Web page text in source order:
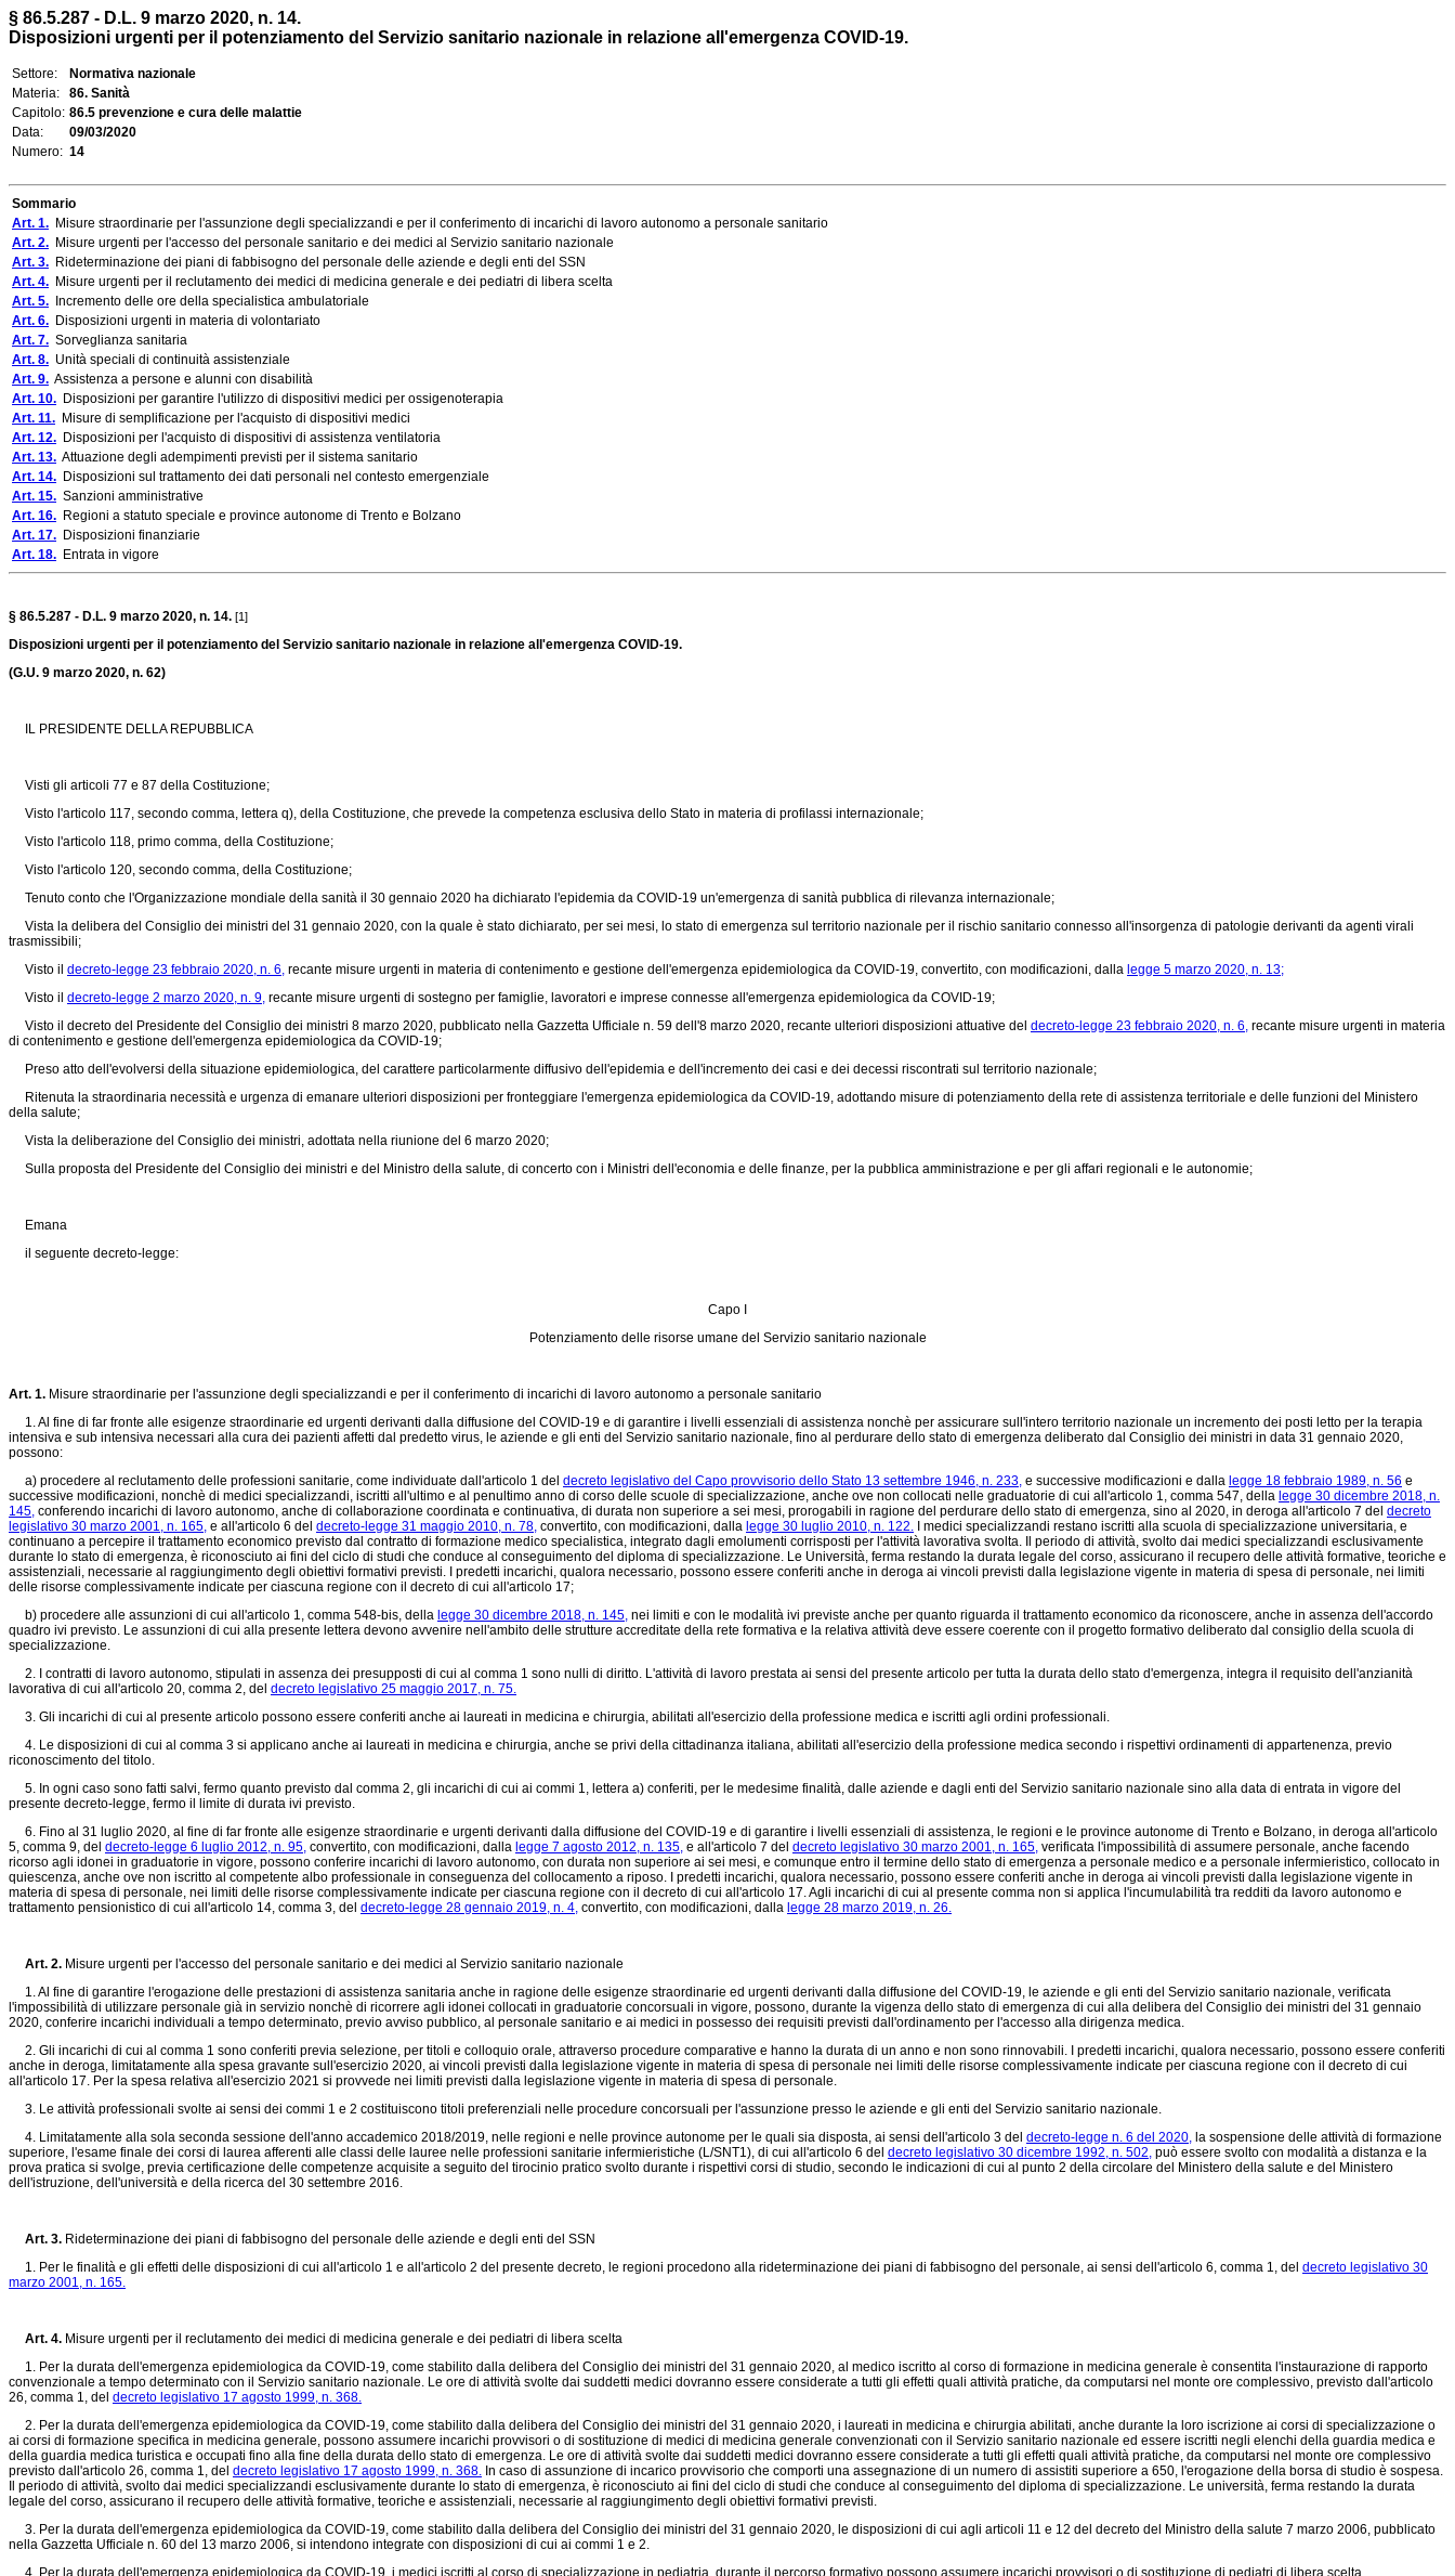
§ 86.5.287 - D.L. 9 marzo 2020, n. 14.
Disposizioni urgenti per il potenziamento del Servizio sanitario nazionale in relazione all'emergenza COVID-19.
Settore:
Normativa nazionale
Materia:
86. Sanità
Capitolo: 86.5 prevenzione e cura delle malattie
Data:
09/03/2020
Numero: 14
Sommario
Art. 1. Misure straordinarie per l'assunzione degli specializzandi e per il conferimento di incarichi di lavoro autonomo a personale sanitario
Art. 2. Misure urgenti per l'accesso del personale sanitario e dei medici al Servizio sanitario nazionale
Art. 3. Rideterminazione dei piani di fabbisogno del personale delle aziende e degli enti del SSN
Art. 4. Misure urgenti per il reclutamento dei medici di medicina generale e dei pediatri di libera scelta
Art. 5. Incremento delle ore della specialistica ambulatoriale
Art. 6. Disposizioni urgenti in materia di volontariato
Art. 7. Sorveglianza sanitaria
Art. 8. Unità speciali di continuità assistenziale
Art. 9. Assistenza a persone e alunni con disabilità
Art. 10. Disposizioni per garantire l'utilizzo di dispositivi medici per ossigenoterapia
Art. 11. Misure di semplificazione per l'acquisto di dispositivi medici
Art. 12. Disposizioni per l'acquisto di dispositivi di assistenza ventilatoria
Art. 13. Attuazione degli adempimenti previsti per il sistema sanitario
Art. 14. Disposizioni sul trattamento dei dati personali nel contesto emergenziale
Art. 15. Sanzioni amministrative
Art. 16. Regioni a statuto speciale e province autonome di Trento e Bolzano
Art. 17. Disposizioni finanziarie
Art. 18. Entrata in vigore
§ 86.5.287 - D.L. 9 marzo 2020, n. 14. [1]
Disposizioni urgenti per il potenziamento del Servizio sanitario nazionale in relazione all'emergenza COVID-19.
(G.U. 9 marzo 2020, n. 62)
IL PRESIDENTE DELLA REPUBBLICA
Visti gli articoli 77 e 87 della Costituzione;
Visto l'articolo 117, secondo comma, lettera q), della Costituzione, che prevede la competenza esclusiva dello Stato in materia di profilassi internazionale;
Visto l'articolo 118, primo comma, della Costituzione;
Visto l'articolo 120, secondo comma, della Costituzione;
Tenuto conto che l'Organizzazione mondiale della sanità il 30 gennaio 2020 ha dichiarato l'epidemia da COVID-19 un'emergenza di sanità pubblica di rilevanza internazionale;
Vista la delibera del Consiglio dei ministri del 31 gennaio 2020, con la quale è stato dichiarato, per sei mesi, lo stato di emergenza sul territorio nazionale per il rischio sanitario connesso all'insorgenza di patologie derivanti da agenti virali
trasmissibili;
Visto il decreto-legge 23 febbraio 2020, n. 6, recante misure urgenti in materia di contenimento e gestione dell'emergenza epidemiologica da COVID-19, convertito, con modificazioni, dalla legge 5 marzo 2020, n. 13;
Visto il decreto-legge 2 marzo 2020, n. 9, recante misure urgenti di sostegno per famiglie, lavoratori e imprese connesse all'emergenza epidemiologica da COVID-19;
Visto il decreto del Presidente del Consiglio dei ministri 8 marzo 2020, pubblicato nella Gazzetta Ufficiale n. 59 dell'8 marzo 2020, recante ulteriori disposizioni attuative del decreto-legge 23 febbraio 2020, n. 6, recante misure urgenti in materia
di contenimento e gestione dell'emergenza epidemiologica da COVID-19;
Preso atto dell'evolversi della situazione epidemiologica, del carattere particolarmente diffusivo dell'epidemia e dell'incremento dei casi e dei decessi riscontrati sul territorio nazionale;
Ritenuta la straordinaria necessità e urgenza di emanare ulteriori disposizioni per fronteggiare l'emergenza epidemiologica da COVID-19, adottando misure di potenziamento della rete di assistenza territoriale e delle funzioni del Ministero
della salute;
Vista la deliberazione del Consiglio dei ministri, adottata nella riunione del 6 marzo 2020;
Sulla proposta del Presidente del Consiglio dei ministri e del Ministro della salute, di concerto con i Ministri dell'economia e delle finanze, per la pubblica amministrazione e per gli affari regionali e le autonomie;
Emana
il seguente decreto-legge:
Capo I
Potenziamento delle risorse umane del Servizio sanitario nazionale
Art. 1. Misure straordinarie per l'assunzione degli specializzandi e per il conferimento di incarichi di lavoro autonomo a personale sanitario
1. Al fine di far fronte alle esigenze straordinarie ed urgenti derivanti dalla diffusione del COVID-19 e di garantire i livelli essenziali di assistenza nonchè per assicurare sull'intero territorio nazionale un incremento dei posti letto per la terapia
intensiva e sub intensiva necessari alla cura dei pazienti affetti dal predetto virus, le aziende e gli enti del Servizio sanitario nazionale, fino al perdurare dello stato di emergenza deliberato dal Consiglio dei ministri in data 31 gennaio 2020,
possono:
a) procedere al reclutamento delle professioni sanitarie, come individuate dall'articolo 1 del decreto legislativo del Capo provvisorio dello Stato 13 settembre 1946, n. 233, e successive modificazioni e dalla legge 18 febbraio 1989, n. 56 e
successive modificazioni, nonchè di medici specializzandi, iscritti all'ultimo e al penultimo anno di corso delle scuole di specializzazione, anche ove non collocati nelle graduatorie di cui all'articolo 1, comma 547, della legge 30 dicembre 2018, n.
145, conferendo incarichi di lavoro autonomo, anche di collaborazione coordinata e continuativa, di durata non superiore a sei mesi, prorogabili in ragione del perdurare dello stato di emergenza, sino al 2020, in deroga all'articolo 7 del decreto
legislativo 30 marzo 2001, n. 165, e all'articolo 6 del decreto-legge 31 maggio 2010, n. 78, convertito, con modificazioni, dalla legge 30 luglio 2010, n. 122. I medici specializzandi restano iscritti alla scuola di specializzazione universitaria, e
continuano a percepire il trattamento economico previsto dal contratto di formazione medico specialistica, integrato dagli emolumenti corrisposti per l'attività lavorativa svolta. Il periodo di attività, svolto dai medici specializzandi esclusivamente
durante lo stato di emergenza, è riconosciuto ai fini del ciclo di studi che conduce al conseguimento del diploma di specializzazione. Le Università, ferma restando la durata legale del corso, assicurano il recupero delle attività formative, teoriche e
assistenziali, necessarie al raggiungimento degli obiettivi formativi previsti. I predetti incarichi, qualora necessario, possono essere conferiti anche in deroga ai vincoli previsti dalla legislazione vigente in materia di spesa di personale, nei limiti
delle risorse complessivamente indicate per ciascuna regione con il decreto di cui all'articolo 17;
b) procedere alle assunzioni di cui all'articolo 1, comma 548-bis, della legge 30 dicembre 2018, n. 145, nei limiti e con le modalità ivi previste anche per quanto riguarda il trattamento economico da riconoscere, anche in assenza dell'accordo
quadro ivi previsto. Le assunzioni di cui alla presente lettera devono avvenire nell'ambito delle strutture accreditate della rete formativa e la relativa attività deve essere coerente con il progetto formativo deliberato dal consiglio della scuola di
specializzazione.
2. I contratti di lavoro autonomo, stipulati in assenza dei presupposti di cui al comma 1 sono nulli di diritto. L'attività di lavoro prestata ai sensi del presente articolo per tutta la durata dello stato d'emergenza, integra il requisito dell'anzianità
lavorativa di cui all'articolo 20, comma 2, del decreto legislativo 25 maggio 2017, n. 75.
3. Gli incarichi di cui al presente articolo possono essere conferiti anche ai laureati in medicina e chirurgia, abilitati all'esercizio della professione medica e iscritti agli ordini professionali.
4. Le disposizioni di cui al comma 3 si applicano anche ai laureati in medicina e chirurgia, anche se privi della cittadinanza italiana, abilitati all'esercizio della professione medica secondo i rispettivi ordinamenti di appartenenza, previo
riconoscimento del titolo.
5. In ogni caso sono fatti salvi, fermo quanto previsto dal comma 2, gli incarichi di cui ai commi 1, lettera a) conferiti, per le medesime finalità, dalle aziende e dagli enti del Servizio sanitario nazionale sino alla data di entrata in vigore del
presente decreto-legge, fermo il limite di durata ivi previsto.
6. Fino al 31 luglio 2020, al fine di far fronte alle esigenze straordinarie e urgenti derivanti dalla diffusione del COVID-19 e di garantire i livelli essenziali di assistenza, le regioni e le province autonome di Trento e Bolzano, in deroga all'articolo
5, comma 9, del decreto-legge 6 luglio 2012, n. 95, convertito, con modificazioni, dalla legge 7 agosto 2012, n. 135, e all'articolo 7 del decreto legislativo 30 marzo 2001, n. 165, verificata l'impossibilità di assumere personale, anche facendo
ricorso agli idonei in graduatorie in vigore, possono conferire incarichi di lavoro autonomo, con durata non superiore ai sei mesi, e comunque entro il termine dello stato di emergenza a personale medico e a personale infermieristico, collocato in
quiescenza, anche ove non iscritto al competente albo professionale in conseguenza del collocamento a riposo. I predetti incarichi, qualora necessario, possono essere conferiti anche in deroga ai vincoli previsti dalla legislazione vigente in
materia di spesa di personale, nei limiti delle risorse complessivamente indicate per ciascuna regione con il decreto di cui all'articolo 17. Agli incarichi di cui al presente comma non si applica l'incumulabilità tra redditi da lavoro autonomo e
trattamento pensionistico di cui all'articolo 14, comma 3, del decreto-legge 28 gennaio 2019, n. 4, convertito, con modificazioni, dalla legge 28 marzo 2019, n. 26.
Art. 2. Misure urgenti per l'accesso del personale sanitario e dei medici al Servizio sanitario nazionale
1. Al fine di garantire l'erogazione delle prestazioni di assistenza sanitaria anche in ragione delle esigenze straordinarie ed urgenti derivanti dalla diffusione del COVID-19, le aziende e gli enti del Servizio sanitario nazionale, verificata
l'impossibilità di utilizzare personale già in servizio nonchè di ricorrere agli idonei collocati in graduatorie concorsuali in vigore, possono, durante la vigenza dello stato di emergenza di cui alla delibera del Consiglio dei ministri del 31 gennaio
2020, conferire incarichi individuali a tempo determinato, previo avviso pubblico, al personale sanitario e ai medici in possesso dei requisiti previsti dall'ordinamento per l'accesso alla dirigenza medica.
2. Gli incarichi di cui al comma 1 sono conferiti previa selezione, per titoli e colloquio orale, attraverso procedure comparative e hanno la durata di un anno e non sono rinnovabili. I predetti incarichi, qualora necessario, possono essere conferiti
anche in deroga, limitatamente alla spesa gravante sull'esercizio 2020, ai vincoli previsti dalla legislazione vigente in materia di spesa di personale nei limiti delle risorse complessivamente indicate per ciascuna regione con il decreto di cui
all'articolo 17. Per la spesa relativa all'esercizio 2021 si provvede nei limiti previsti dalla legislazione vigente in materia di spesa di personale.
3. Le attività professionali svolte ai sensi dei commi 1 e 2 costituiscono titoli preferenziali nelle procedure concorsuali per l'assunzione presso le aziende e gli enti del Servizio sanitario nazionale.
4. Limitatamente alla sola seconda sessione dell'anno accademico 2018/2019, nelle regioni e nelle province autonome per le quali sia disposta, ai sensi dell'articolo 3 del decreto-legge n. 6 del 2020, la sospensione delle attività di formazione
superiore, l'esame finale dei corsi di laurea afferenti alle classi delle lauree nelle professioni sanitarie infermieristiche (L/SNT1), di cui all'articolo 6 del decreto legislativo 30 dicembre 1992, n. 502, può essere svolto con modalità a distanza e la
prova pratica si svolge, previa certificazione delle competenze acquisite a seguito del tirocinio pratico svolto durante i rispettivi corsi di studio, secondo le indicazioni di cui al punto 2 della circolare del Ministero della salute e del Ministero
dell'istruzione, dell'università e della ricerca del 30 settembre 2016.
Art. 3. Rideterminazione dei piani di fabbisogno del personale delle aziende e degli enti del SSN
1. Per le finalità e gli effetti delle disposizioni di cui all'articolo 1 e all'articolo 2 del presente decreto, le regioni procedono alla rideterminazione dei piani di fabbisogno del personale, ai sensi dell'articolo 6, comma 1, del decreto legislativo 30
marzo 2001, n. 165.
Art. 4. Misure urgenti per il reclutamento dei medici di medicina generale e dei pediatri di libera scelta
1. Per la durata dell'emergenza epidemiologica da COVID-19, come stabilito dalla delibera del Consiglio dei ministri del 31 gennaio 2020, al medico iscritto al corso di formazione in medicina generale è consentita l'instaurazione di rapporto
convenzionale a tempo determinato con il Servizio sanitario nazionale. Le ore di attività svolte dai suddetti medici dovranno essere considerate a tutti gli effetti quali attività pratiche, da computarsi nel monte ore complessivo, previsto dall'articolo
26, comma 1, del decreto legislativo 17 agosto 1999, n. 368.
2. Per la durata dell'emergenza epidemiologica da COVID-19, come stabilito dalla delibera del Consiglio dei ministri del 31 gennaio 2020, i laureati in medicina e chirurgia abilitati, anche durante la loro iscrizione ai corsi di specializzazione o
ai corsi di formazione specifica in medicina generale, possono assumere incarichi provvisori o di sostituzione di medici di medicina generale convenzionati con il Servizio sanitario nazionale ed essere iscritti negli elenchi della guardia medica e
della guardia medica turistica e occupati fino alla fine della durata dello stato di emergenza. Le ore di attività svolte dai suddetti medici dovranno essere considerate a tutti gli effetti quali attività pratiche, da computarsi nel monte ore complessivo
previsto dall'articolo 26, comma 1, del decreto legislativo 17 agosto 1999, n. 368. In caso di assunzione di incarico provvisorio che comporti una assegnazione di un numero di assistiti superiore a 650, l'erogazione della borsa di studio è sospesa.
Il periodo di attività, svolto dai medici specializzandi esclusivamente durante lo stato di emergenza, è riconosciuto ai fini del ciclo di studi che conduce al conseguimento del diploma di specializzazione. Le università, ferma restando la durata
legale del corso, assicurano il recupero delle attività formative, teoriche e assistenziali, necessarie al raggiungimento degli obiettivi formativi previsti.
3. Per la durata dell'emergenza epidemiologica da COVID-19, come stabilito dalla delibera del Consiglio dei ministri del 31 gennaio 2020, le disposizioni di cui agli articoli 11 e 12 del decreto del Ministro della salute 7 marzo 2006, pubblicato
nella Gazzetta Ufficiale n. 60 del 13 marzo 2006, si intendono integrate con disposizioni di cui ai commi 1 e 2.
4. Per la durata dell'emergenza epidemiologica da COVID-19, i medici iscritti al corso di specializzazione in pediatria, durante il percorso formativo possono assumere incarichi provvisori o di sostituzione di pediatri di libera scelta